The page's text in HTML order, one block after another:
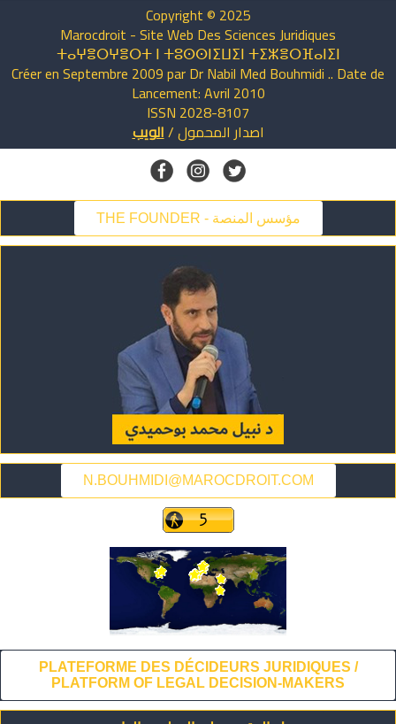
Copyright © 2025
Marocdroit - Site Web Des Sciences Juridiques
ⵜⴰⵖⴻⵔⵖⴻⵔⵜ ⵏ ⵜⵓⵙⵙⵏⵉⵡⵉⵏ ⵜⵉⵣⴻⵔⴼⴰⵏⵉⵏ
Créer en Septembre 2009 par Dr Nabil Med Bouhmidi .. Date de
Lancement: Avril 2010
ISSN 2028-8107
اصدار المحمول/الويب
THE FOUNDER - مؤسس المنصة
N.BOUHMIDI@MAROCDROIT.COM
PLATEFORME DES DÉCIDEURS JURIDIQUES /
PLATFORM OF LEGAL DECISION-MAKERS